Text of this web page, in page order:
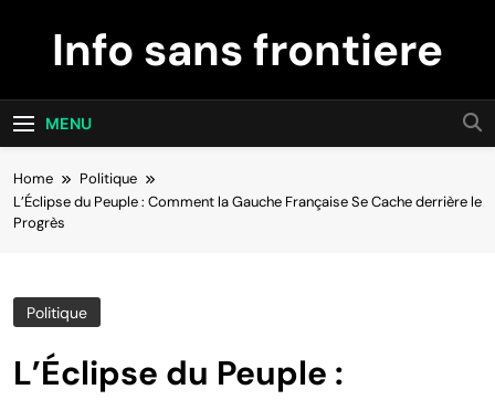
contentInfo sans frontiere
MENU
Home
Politique
L’Éclipse du Peuple : Comment la Gauche Française Se Cache derrière le
Progrès
Politique
L’Éclipse du Peuple :